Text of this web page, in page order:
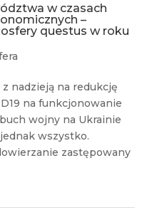
w czasach
–
questus w roku
nadzieją na redukcję
na funkcjonowanie
wojny na Ukrainie
wszystko.
zastępowany